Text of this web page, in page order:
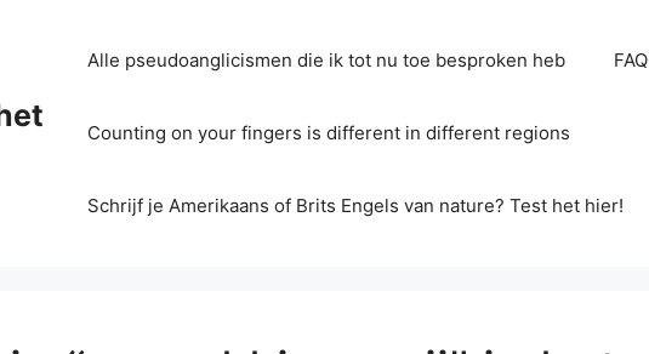
Alle pseudoanglicismen die ik tot nu toe besproken heb FAQ
Counting on your fingers is different in different regions
Schrijf je Amerikaans of Brits Engels van nature? Test het hier!